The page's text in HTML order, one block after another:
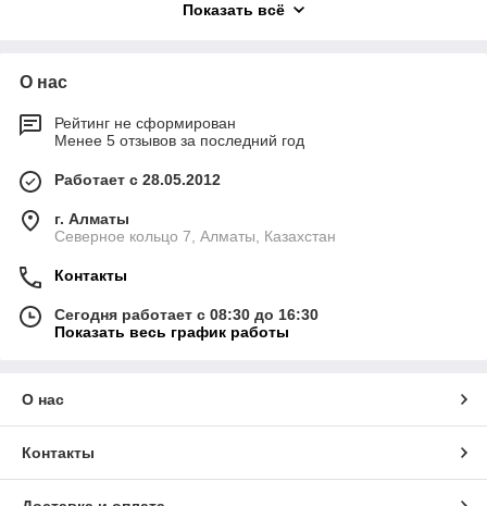
CD-R объемом до 700
фотографий и архивов.
Запись производится
один раз без
данных.
диски с возможностью
файлов.
объемом 4,7 ГБ для
записи видео,
Подходят для
проигрывателей.
DVD и Blu-ray диски
для хранения больших
Показать всё
О нас
Рейтинг не сформирован
Менее 5 отзывов за последний год
Работает с 28.05.2012
г. Алматы
Северное кольцо 7, Алматы, Казахстан
Контакты
Сегодня работает с 08:30 до 16:30
Показать весь график работы
О нас
Контакты